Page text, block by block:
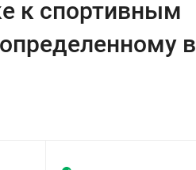
к спортивным